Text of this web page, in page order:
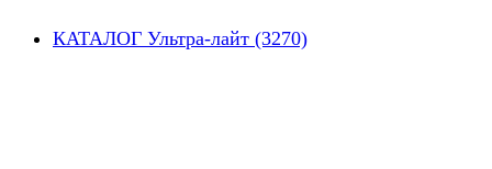
КАТАЛОГ Ультра-лайт (3270)